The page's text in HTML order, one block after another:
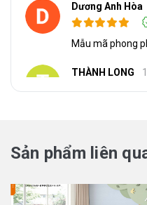
Dương Anh Hòa
Mẫu mã phong
THÀNH LONG
và chống cháy
Sản phẩm liên